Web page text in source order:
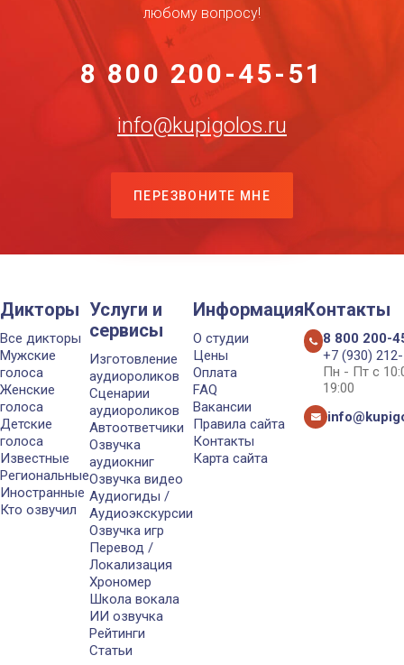
любому вопросу!
8 800 200-45-51
info@kupigolos.ru
ПЕРЕЗВОНИТЕ МНЕ
Дикторы
Все дикторы
Мужские
голоса
Женские
голоса
Детские
голоса
Известные
Региональные
Иностранные
Кто озвучил
Услуги и
сервисы
Изготовление
аудиороликов
Сценарии
аудиороликов
Автоответчики
Озвучка
аудиокниг
Озвучка видео
Аудиогиды /
Аудиоэкскурсии
Озвучка игр
Перевод /
Локализация
Хрономер
Школа вокала
ИИ озвучка
Рейтинги
Статьи
Информация
О студии
Цены
Оплата
FAQ
Вакансии
Правила сайта
Контакты
Карта сайта
Контакты
8 800 200-
+7 (930)
Пн - Пт с
19:00